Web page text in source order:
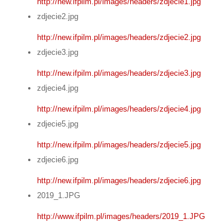
zdjecie2.jpg
http://new.ifpilm.pl/images/headers/zdjecie2.jpg
zdjecie3.jpg
http://new.ifpilm.pl/images/headers/zdjecie3.jpg
zdjecie4.jpg
http://new.ifpilm.pl/images/headers/zdjecie4.jpg
zdjecie5.jpg
http://new.ifpilm.pl/images/headers/zdjecie5.jpg
zdjecie6.jpg
http://new.ifpilm.pl/images/headers/zdjecie6.jpg
2019_1.JPG
http://www.ifpilm.pl/images/headers/2019_1.JPG